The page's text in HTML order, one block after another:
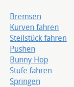
Bremsen
Kurven fahren
Steilstück fahren
Pushen
Bunny Hop
Stufe fahren
Springen